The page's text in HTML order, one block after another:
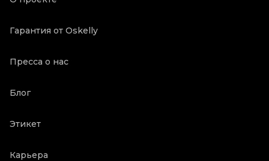
Гарантия от Oskelly
Пресса о нас
Блог
Этикет
Карьера